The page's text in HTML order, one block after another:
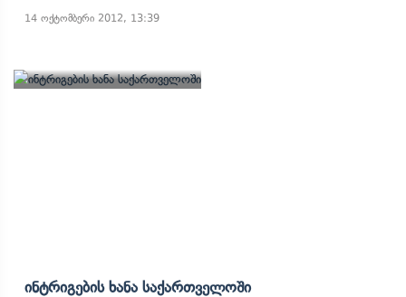
14 ოქტომბერი 2012, 13:39
Ინტრიგების Ხანა Საქართველოში